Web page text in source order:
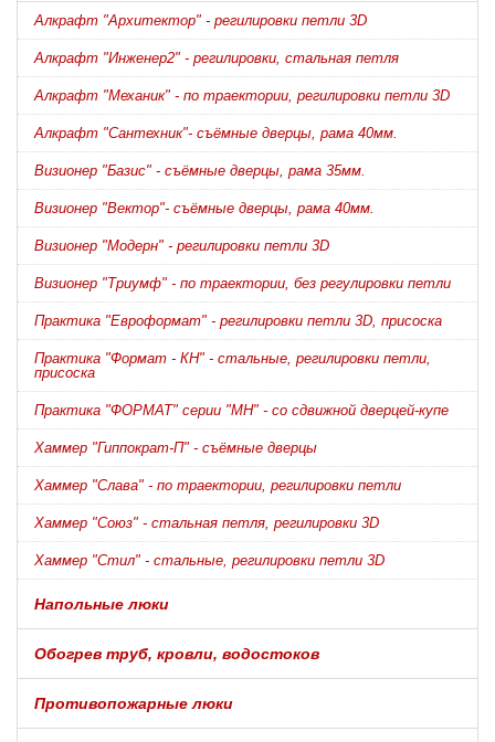
Алкрафт "Архитектор" - регилировки петли 3D
Алкрафт "Инженер2" - регилировки, стальная петля
Алкрафт "Механик" - по траектории, регилировки петли 3D
Алкрафт "Сантехник"- съёмные дверцы, рама 40мм.
Визионер "Базис" - съёмные дверцы, рама 35мм.
Визионер "Вектор"- съёмные дверцы, рама 40мм.
Визионер "Модерн" - регилировки петли 3D
Визионер "Триумф" - по траектории, без регулировки петли
Практика "Евроформат" - регилировки петли 3D, присоска
Практика "Формат - КН" - стальные, регилировки петли,
присоска
Практика "ФОРМАТ" серии "МН" - со сдвижной дверцей-купе
Хаммер "Гиппократ-П" - съёмные дверцы
Хаммер "Слава" - по траектории, регилировки петли
Хаммер "Союз" - стальная петля, регилировки 3D
Хаммер "Стил" - стальные, регилировки петли 3D
Напольные люки
Обогрев труб, кровли, водостоков
Противопожарные люки